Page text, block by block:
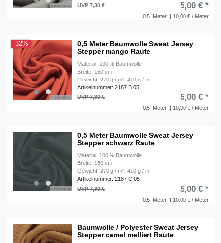
0.5 Meter | 10,00 € / Meter
UVP 7,30 € 5,00 € *
-32%
0,5 Meter Baumwolle Sweat Jersey
Stepper mango Raute
Material: 100 % Baumwolle
Breite: 150 cm
Gewicht: 270 g / m²; 410 g / m
Artikelnummer: 2187 B 05
0.5 Meter | 10,00 € / Meter
UVP 7,30 € 5,00 € *
0,5 Meter Baumwolle Sweat Jersey
Stepper schwarz Raute
Material: 100 % Baumwolle
Breite: 150 cm
Gewicht: 270 g / m²; 410 g / m
Artikelnummer: 2187 C 05
0.5 Meter | 10,00 € / Meter
UVP 7,30 € 5,00 € *
Baumwolle / Polyester Sweat Jersey
Stepper camel melliert Raute